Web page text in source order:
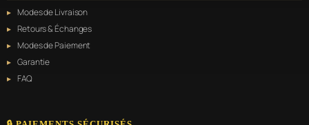
Modes de Livraison
Retours & Échanges
Modes de Paiement
Garantie
FAQ